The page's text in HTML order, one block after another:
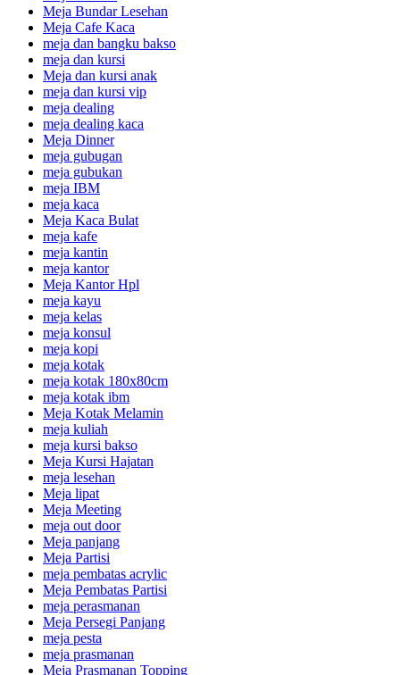
Meja Bundar Lesehan
Meja Cafe Kaca
meja dan bangku bakso
meja dan kursi
Meja dan kursi anak
meja dan kursi vip
meja dealing
meja dealing kaca
Meja Dinner
meja gubugan
meja gubukan
meja IBM
meja kaca
Meja Kaca Bulat
meja kafe
meja kantin
meja kantor
Meja Kantor Hpl
meja kayu
meja kelas
meja konsul
meja kopi
meja kotak
meja kotak 180x80cm
meja kotak ibm
Meja Kotak Melamin
meja kuliah
meja kursi bakso
Meja Kursi Hajatan
meja lesehan
Meja lipat
Meja Meeting
meja out door
Meja panjang
Meja Partisi
meja pembatas acrylic
Meja Pembatas Partisi
meja perasmanan
Meja Persegi Panjang
meja pesta
meja prasmanan
Meja Prasmanan Topping